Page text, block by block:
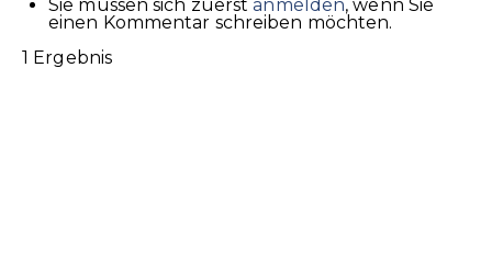
Sie müssen sich zuerstanmelden, wenn Sie
einen Kommentar schreiben möchten.
1 Ergebnis